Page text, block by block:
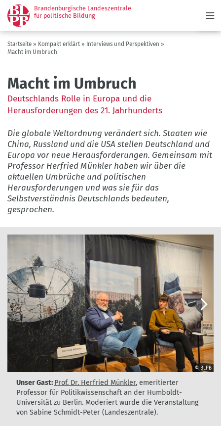
Direkt
zum
Inhalt
Brandenburgische Landeszentrale
für politische Bildung
Pfadnavigation
Startseite Kompakt erklärt
Interviews und Perspektiven
Macht im Umbruch
Macht im Umbruch
Deutschlands Rolle in Europa und die
Herausforderungen des 21. Jahrhunderts
Die globale Weltordnung verändert sich. Staaten wie
China, Russland und die USA stellen Deutschland und
Europa vor neue Herausforderungen. Gemeinsam mit
Professor Herfried Münkler haben wir über die
aktuellen Umbrüche und politischen
Herausforderungen und was sie für das
Selbstverständnis Deutschlands bedeuten,
gesprochen.
Gast:
Prof.
© BLPB
Unser Gast: Prof. Dr. Herfried Münkler, emeritierter
Professor für Politikwissenschaft an der Humboldt-
Universität zu Berlin. Moderiert wurde die Veranstaltung
von Sabine Schmidt-Peter (Landeszentrale).
BLPB
© BLPB
BLPB
© BLPB
BLPB
© BLPB
Weiter